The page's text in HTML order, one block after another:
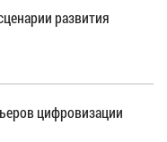
развития
цифровизации